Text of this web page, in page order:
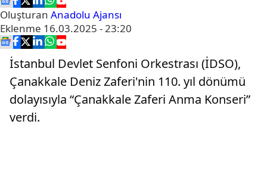
Oluşturan Anadolu Ajansı
Eklenme 16.03.2025 - 23:20
İstanbul Devlet Senfoni Orkestrası (İDSO),
Çanakkale Deniz Zaferi'nin 110. yıl dönümü
dolayısıyla “Çanakkale Zaferi Anma Konseri”
verdi.